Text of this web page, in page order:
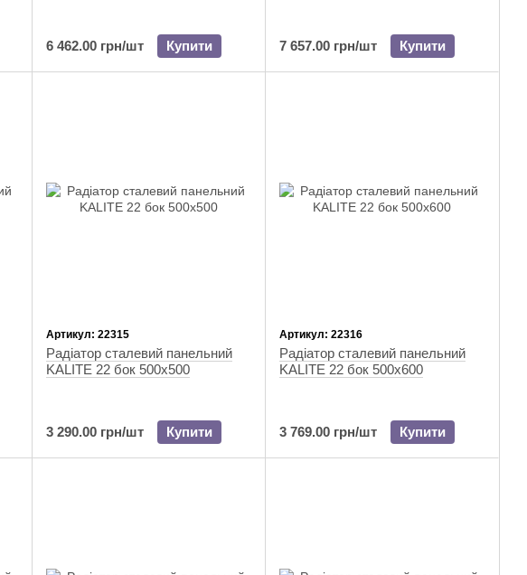
6 462.00 грн/шт Купити 7 657.00 грн/шт Купити
Артикул: 22315
Радіатор сталевий панельний
KALITE 22 бок 500x500
3 290.00 грн/шт Купити
Артикул: 22316
Радіатор сталевий панельний
KALITE 22 бок 500x600
3 769.00 грн/шт Купити